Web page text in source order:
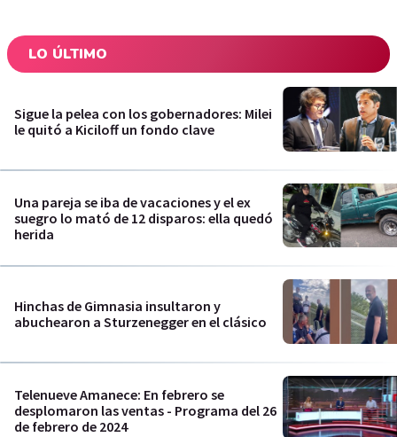
LO ÚLTIMO
Sigue la pelea con los gobernadores: Milei
le quitó a Kiciloff un fondo clave
Una pareja se iba de vacaciones y el ex
suegro lo mató de 12 disparos: ella quedó
herida
Hinchas de Gimnasia insultaron y
abuchearon a Sturzenegger en el clásico
Telenueve Amanece: En febrero se
desplomaron las ventas - Programa del 26
de febrero de 2024